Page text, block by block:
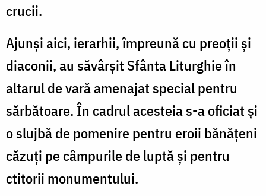
crucii.
Ajunși aici, ierarhii, împreună cu preoții și
diaconii, au săvârșit Sfânta Liturghie în
altarul de vară amenajat special pentru
sărbătoare. În cadrul acesteia s-a oficiat și
o slujbă de pomenire pentru eroii bănățeni
căzuți pe câmpurile de luptă și pentru
ctitorii monumentului.